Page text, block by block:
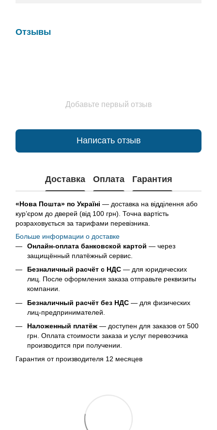
Отзывы
Добавьте первый отзыв
Написать отзыв
Доставка Оплата Гарантия
«Нова Пошта» по Україні — доставка на відділення або
кур’єром до дверей (від 100 грн). Точна вартість
розраховується за тарифами перевізника.
Больше информации о доставке
Онлайн-оплата банковской картой — через
защищённый платёжный сервис.
Безналичный расчёт с НДС — для юридических
лиц. После оформления заказа отправьте реквизиты
компании.
Безналичный расчёт без НДС — для физических
лиц-предпринимателей.
Наложенный платёж — доступен для заказов от 500
грн. Оплата стоимости заказа и услуг перевозчика
производится при получении.
Гарантия от производителя 12 месяцев